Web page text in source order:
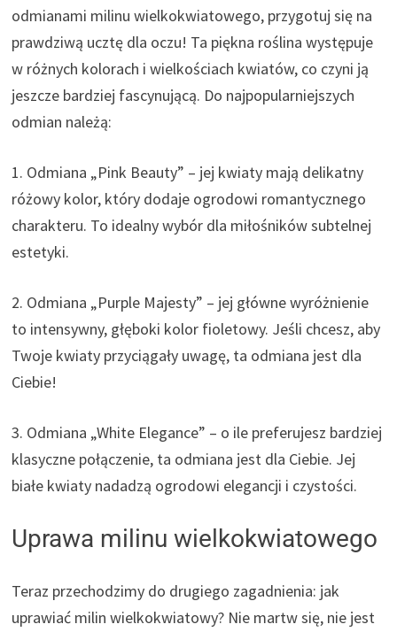
odmianami milinu wielkokwiatowego, przygotuj się na
prawdziwą ucztę dla oczu! Ta piękna roślina występuje
w różnych kolorach i wielkościach kwiatów, co czyni ją
jeszcze bardziej fascynującą. Do najpopularniejszych
odmian należą:
1. Odmiana „Pink Beauty” – jej kwiaty mają delikatny
różowy kolor, który dodaje ogrodowi romantycznego
charakteru. To idealny wybór dla miłośników subtelnej
estetyki.
2. Odmiana „Purple Majesty” – jej główne wyróżnienie
to intensywny, głęboki kolor fioletowy. Jeśli chcesz, aby
Twoje kwiaty przyciągały uwagę, ta odmiana jest dla
Ciebie!
3. Odmiana „White Elegance” – o ile preferujesz bardziej
klasyczne połączenie, ta odmiana jest dla Ciebie. Jej
białe kwiaty nadadzą ogrodowi elegancji i czystości.
Uprawa milinu wielkokwiatowego
Teraz przechodzimy do drugiego zagadnienia: jak
uprawiać milin wielkokwiatowy? Nie martw się, nie jest